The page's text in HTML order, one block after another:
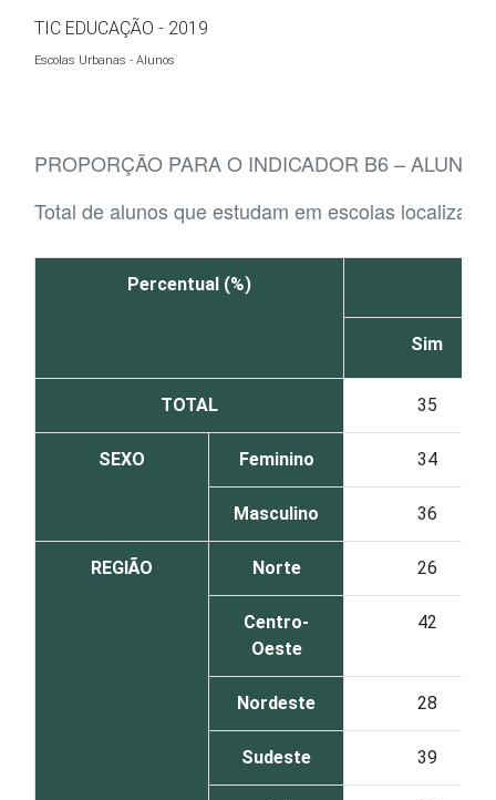
Ir para o conteúdo
TIC EDUCAÇÃO - 2019
Escolas Urbanas - Alunos
PROPORÇÃO PARA O INDICADOR B6 –
Total de alunos que estudam em escolas
Percentual (%)
Sim
TOTAL 35
SEXO Feminino 34
Masculino 36
REGIÃO Norte 26
Centro-
Oeste
42
Nordeste 28
Sudeste 39